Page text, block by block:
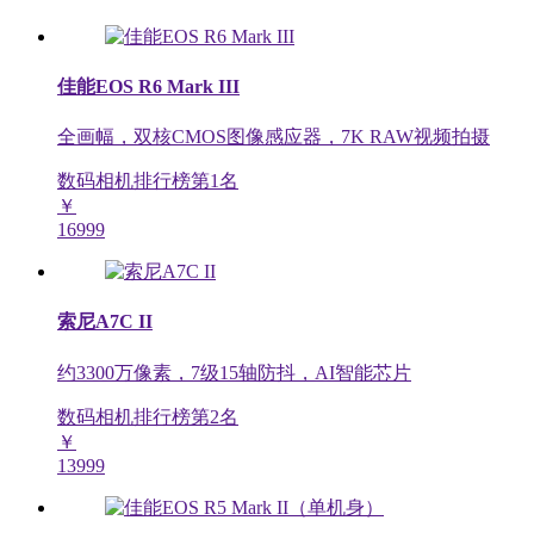
佳能EOS R6 Mark III
全画幅，双核CMOS图像感应器，7K RAW视频拍摄
数码相机排行榜第1名
￥
16999
索尼A7C II
约3300万像素，7级15轴防抖，AI智能芯片
数码相机排行榜第2名
￥
13999